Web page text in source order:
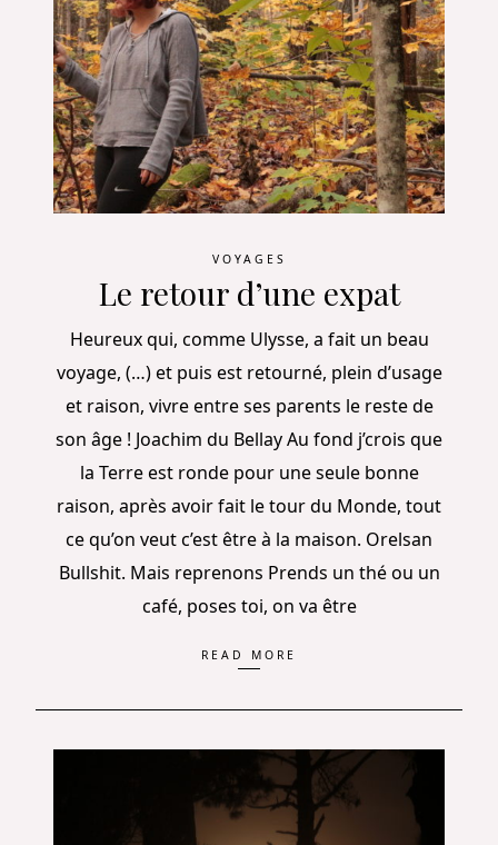
VOYAGES
Le retour d’une expat
Heureux qui, comme Ulysse, a fait un beau
voyage, (…) et puis est retourné, plein d’usage
et raison, vivre entre ses parents le reste de
son âge ! Joachim du Bellay Au fond j’crois que
la Terre est ronde pour une seule bonne
raison, après avoir fait le tour du Monde, tout
ce qu’on veut c’est être à la maison. Orelsan
Bullshit. Mais reprenons Prends un thé ou un
café, poses toi, on va être
READ MORE